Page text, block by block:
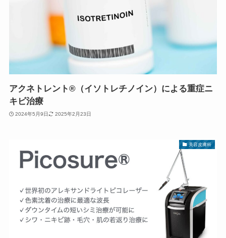
アクネトレント®（イソトレチノイン）による重症ニ
キビ治療
2024年5月9日 2025年2月23日
美容皮膚科